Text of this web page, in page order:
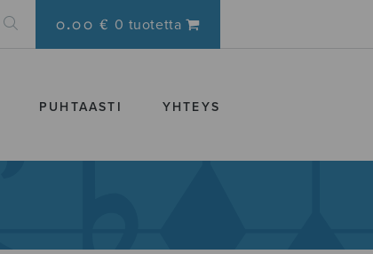
0.00 € 0 tuotetta
PUHTAASTI YHTEYS